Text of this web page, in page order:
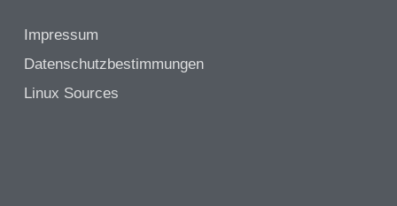
Impressum
Datenschutzbestimmungen
Linux Sources